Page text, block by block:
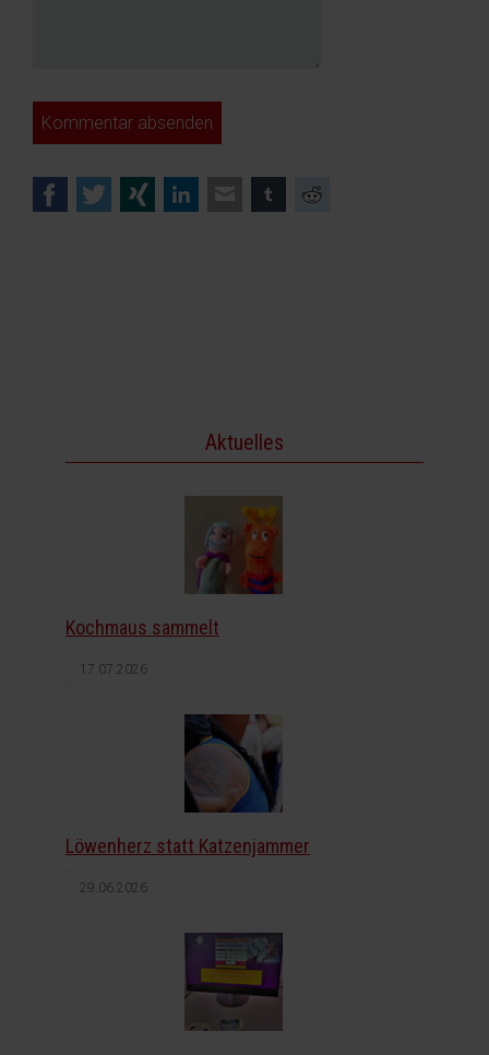
Kommentar absenden
FacebookTwitterXing LinkedInE-mail tumblr
Aktuelles
Kochmaus sammelt
17.07.2026
Löwenherz statt Katzenjammer
29.06.2026